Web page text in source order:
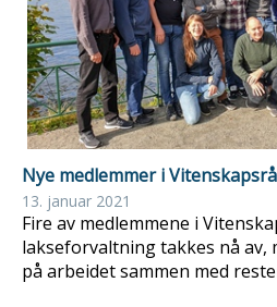
Nye medlemmer i
13. januar 2021
Fire av medlemmene i
lakseforvaltning takkes nå av,
på arbeidet sammen med